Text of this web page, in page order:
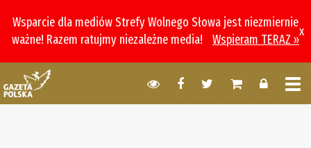
Wsparcie dla mediów Strefy Wolnego Słowa jest niezmiernie
ważne! Razem ratujmy niezależne media!
Wspieram TERAZ »
x